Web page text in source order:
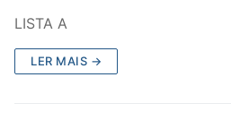
LISTA A
LER MAIS →